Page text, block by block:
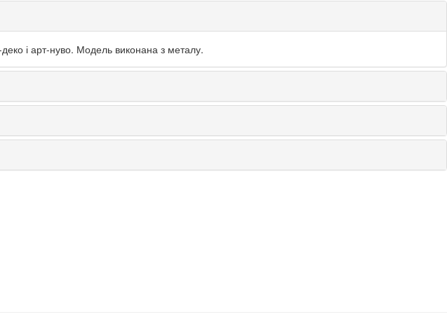
і арт-нуво. Модель виконана з металу.